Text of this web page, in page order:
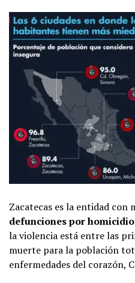
Zacatecas es la entidad con
defunciones por homicidio
la violencia está entre las
muerte para la población
enfermedades del corazón,